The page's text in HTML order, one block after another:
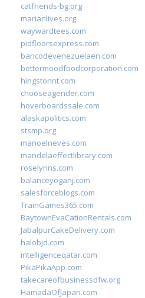
catfriends-bg.org
marianlives.org
waywardtees.com
pidfloorsexpress.com
bancodevenezuelaen.com
bettermoodfoodcorporation.com
hingstonnt.com
chooseagender.com
hoverboardssale.com
alaskapolitics.com
stsmp.org
manoelneves.com
mandelaeffectlibrary.com
roselynns.com
balanceyoganj.com
salesforceblogs.com
TrainGames365.com
BaytownEvaCationRentals.com
JabalpurCakeDelivery.com
halobjd.com
intelligenceqatar.com
PikaPikaApp.com
takecareofbusinessdfw.org
HamadaOfJapan.com